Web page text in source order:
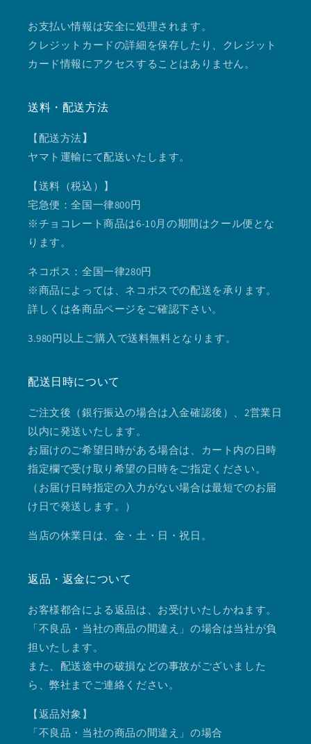
お支払い情報は安全に処理されます。
クレジットカードの詳細を保存したり、クレジット
カード情報にアクセスすることはありません。
送料・配送方法
【配送方法】
ヤマト運輸にて配送いたします。
【送料（税込）】
宅急便：全国一律800円
※チョコレート商品は6-10月の期間はクール便とな
ります。
ネコポス：全国一律280円
※商品によっては、ネコポスでの配送を承ります。
詳しくは各商品ページをご確認下さい。
3.980円以上ご購入で送料無料となります。
配送日時について
ご注文後（銀行振込の場合は入金確認後）、2営業日
以内に発送いたします。
お届けのご希望日時がある場合は、カート内の日時
指定欄で受け取り希望の日時をご指定ください。
（お届け日時指定の入力がない場合は最短でのお届
け日で発送します。）
当店の休業日は、金・土・日・祝日。
返品・返金について
お客様都合による返品は、お受けいたしかねます。
「不良品・当社の商品の間違え」の場合は当社が負
担いたします。
また、配送途中の破損などの事故がございました
ら、弊社までご連絡ください。
【返品対象】
「不良品・当社の商品の間違え」の場合